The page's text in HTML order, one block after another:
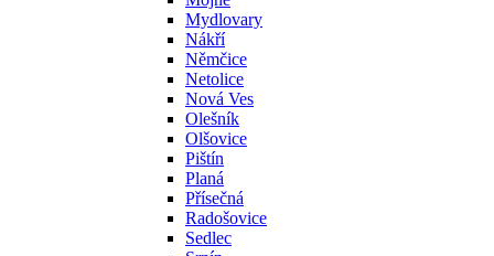
Mydlovary
Nákří
Němčice
Netolice
Nová Ves
Olešník
Olšovice
Pištín
Planá
Přísečná
Radošovice
Sedlec